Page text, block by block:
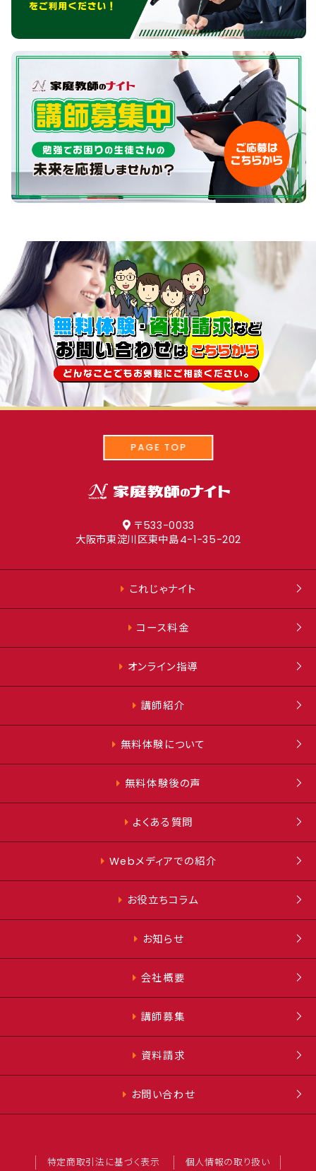
PAGE TOP
〒533-0033
大阪市東淀川区東中島4-1-35-202
これじゃナイト
コース料金
オンライン指導
講師紹介
無料体験について
無料体験後の声
よくある質問
Webメディアでの紹介
お役立ちコラム
お知らせ
会社概要
講師募集
資料請求
お問い合わせ
特定商取引法に基づく表示 個人情報の取り扱い